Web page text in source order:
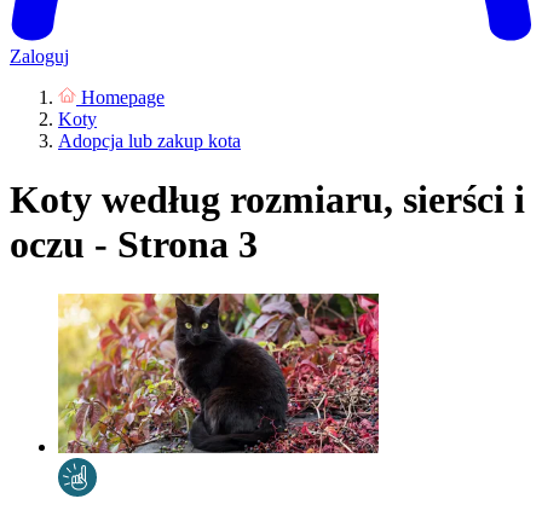
Zaloguj
Homepage
Koty
Adopcja lub zakup kota
Koty według rozmiaru, sierści i
oczu - Strona 3